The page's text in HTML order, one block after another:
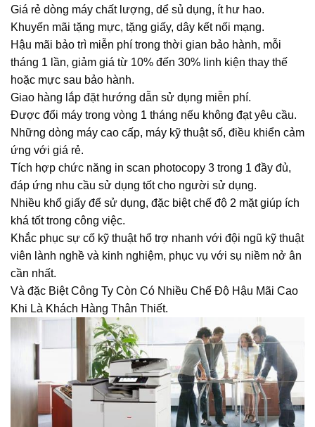
Giá rẻ dòng máy chất lượng, dể sủ dụng, ít hư hao.
Khuyến mãi tặng mực, tặng giấy, dây kết nối mạng.
Hậu mãi bảo trì miễn phí trong thời gian bảo hành, mỗi
tháng 1 lần, giảm giá từ 10% đến 30% linh kiện thay thế
hoặc mực sau bảo hành.
Giao hàng lắp đặt hướng dẫn sử dụng miễn phí.
Được đổi máy trong vòng 1 tháng nếu không đạt yêu cầu.
Những dòng máy cao cấp, máy kỹ thuật số, điều khiển cảm
ứng với giá rẻ.
Tích hợp chức năng in scan photocopy 3 trong 1 đầy đủ,
đáp ứng nhu cầu sử dụng tốt cho người sử dụng.
Nhiều khổ giấy để sử dụng, đặc biệt chế độ 2 mặt giúp ích
khá tốt trong công việc.
Khắc phục sự cố kỹ thuật hổ trợ nhanh với đội ngũ kỹ thuật
viên lành nghề và kinh nghiệm, phục vụ với sụ niềm nở ân
cần nhất.
Và đặc Biệt Công Ty Còn Có Nhiều Chế Độ Hậu Mãi Cao
Khi Là Khách Hàng Thân Thiết.